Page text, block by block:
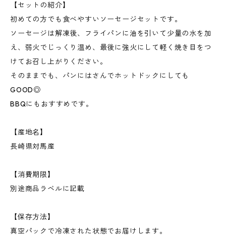
【セットの紹介】
初めての方でも食べやすいソーセージセットです。
ソーセージは解凍後、フライパンに油を引いて少量の水を加
え、弱火でじっくり温め、最後に強火にして軽く焼き目をつ
けてお召し上がりください。
そのままでも、パンにはさんでホットドックにしても
GOOD◎
BBQにもおすすめです。
【産地名】
長崎県対馬産
【消費期限】
別途商品ラベルに記載
【保存方法】
真空パックで冷凍された状態でお届けします。